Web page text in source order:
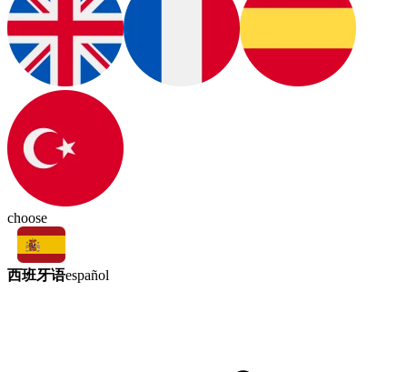
choose
西班牙语español